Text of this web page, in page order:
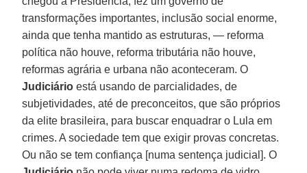
transformações importantes, inclusão social enorme,
ainda que tenha mantido as estruturas, — reforma
política não houve, reforma tributária não houve,
reformas agrária e urbana não aconteceram. O
Judiciário está usando de parcialidades, de
subjetividades, até de preconceitos, que são próprios
da elite brasileira, para buscar enquadrar o Lula em
crimes. A sociedade tem que exigir provas concretas.
Ou não se tem confiança [numa sentença judicial]. O